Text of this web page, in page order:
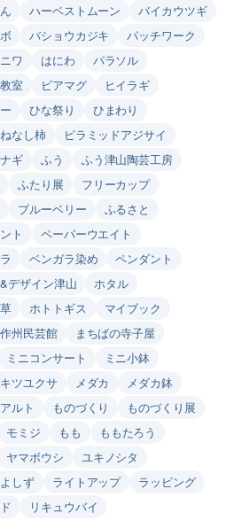
ハーベストムーン
バイカウツギ
バショウカジキ
パッチワーク
ワ はにわ
パラソル
室 ビアマグ
ヒイラギ
ひな祭り
ひまわり
なし柿
ピラミッドアジサイ
ギ ふう
ふう津山陶芸工房
ふたり展
フリーカップ
ブルーベリー
ふるさと
ト
ペーパーウエイト
ベンガラ染め
ペンダント
デザイン津山
ホタル
ホトトギス
マイブック
州民芸館
まちばの寺子屋
ミニコンサート
ミニ小鉢
ツユクサ メダカ
メダカ鉢
ルト ものづくり
ものづくり展
モミジ もも
ももたろう
ヤマボウシ
ユキノシタ
よしず ライトアップ
ラッピング
リキュウバイ